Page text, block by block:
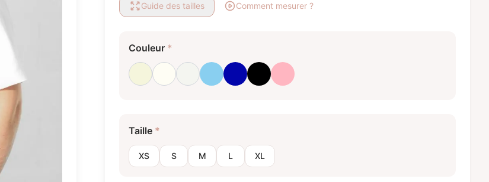
Guide des tailles Comment mesurer ?
Couleur *
Beige Blanc laiteux
Blanc optique
Bleu bébéBleu royal
Noir Rose clair
Taille *
XS S M L XL